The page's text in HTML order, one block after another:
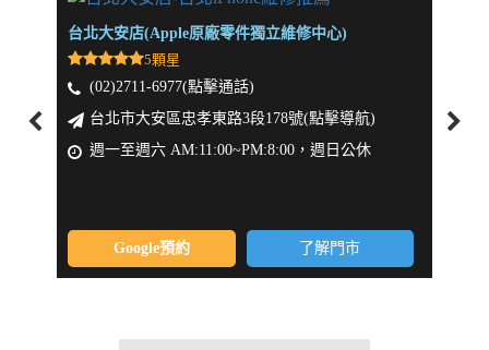
台北大安店(Apple原廠零件獨立維修中心)
5顆星
(02)2711-6977(點擊通話)
台北市大安區忠孝東路3段178號(點擊導航)
週一至週六 AM:11:00~PM:8:00，週日公休
Google預約 了解門市